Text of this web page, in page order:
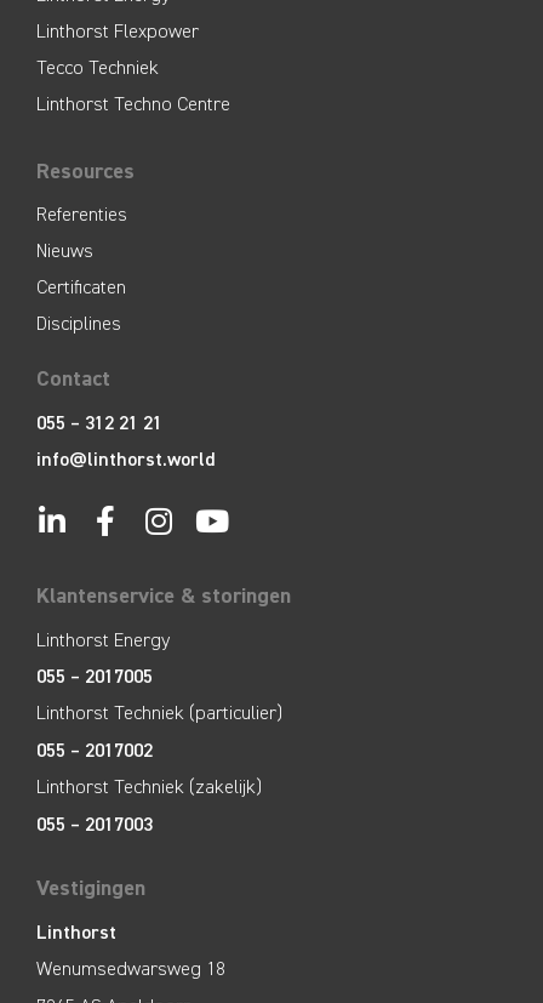
Linthorst Flexpower
Tecco Techniek
Linthorst Techno Centre
Resources
Referenties
Nieuws
Certificaten
Disciplines
Contact
055 – 312 21 21
info@linthorst.world
Klantenservice & storingen
Linthorst Energy
055 – 2017005
Linthorst Techniek (particulier)
055 – 2017002
Linthorst Techniek (zakelijk)
055 – 2017003
Vestigingen
Linthorst
Wenumsedwarsweg 18